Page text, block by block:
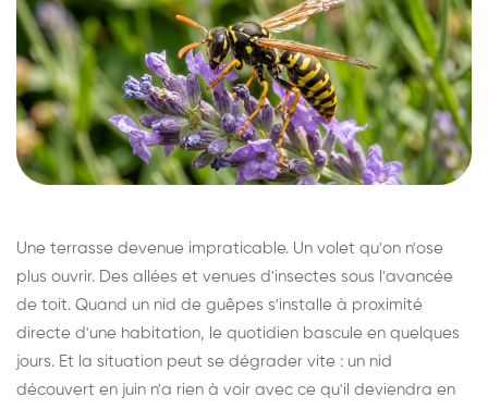
Une terrasse devenue impraticable. Un volet qu'on n'ose
plus ouvrir. Des allées et venues d'insectes sous l'avancée
de toit. Quand un nid de guêpes s'installe à proximité
directe d'une habitation, le quotidien bascule en quelques
jours. Et la situation peut se dégrader vite : un nid
découvert en juin n'a rien à voir avec ce qu'il deviendra en